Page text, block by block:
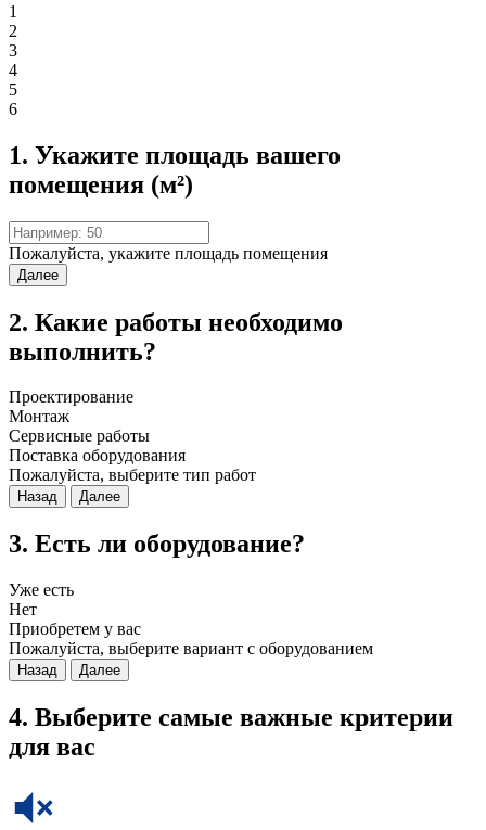
1
2
3
4
5
6
1. Укажите площадь вашего
помещения (м²)
Пожалуйста, укажите площадь помещения
Далее
2. Какие работы необходимо
выполнить?
Проектирование
Монтаж
Сервисные работы
Поставка оборудования
Пожалуйста, выберите тип работ
Назад Далее
3. Есть ли оборудование?
Уже есть
Нет
Приобретем у вас
Пожалуйста, выберите вариант с оборудованием
Назад Далее
4. Выберите самые важные критерии
для вас